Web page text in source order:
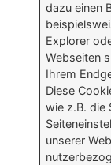
dazu einen
Explorer
Webseiten
Ihrem
Diese
wie z.B. die
unserer